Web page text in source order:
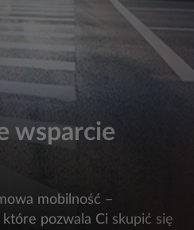
wsparcie
mobilność –
pozwala Ci skupić się